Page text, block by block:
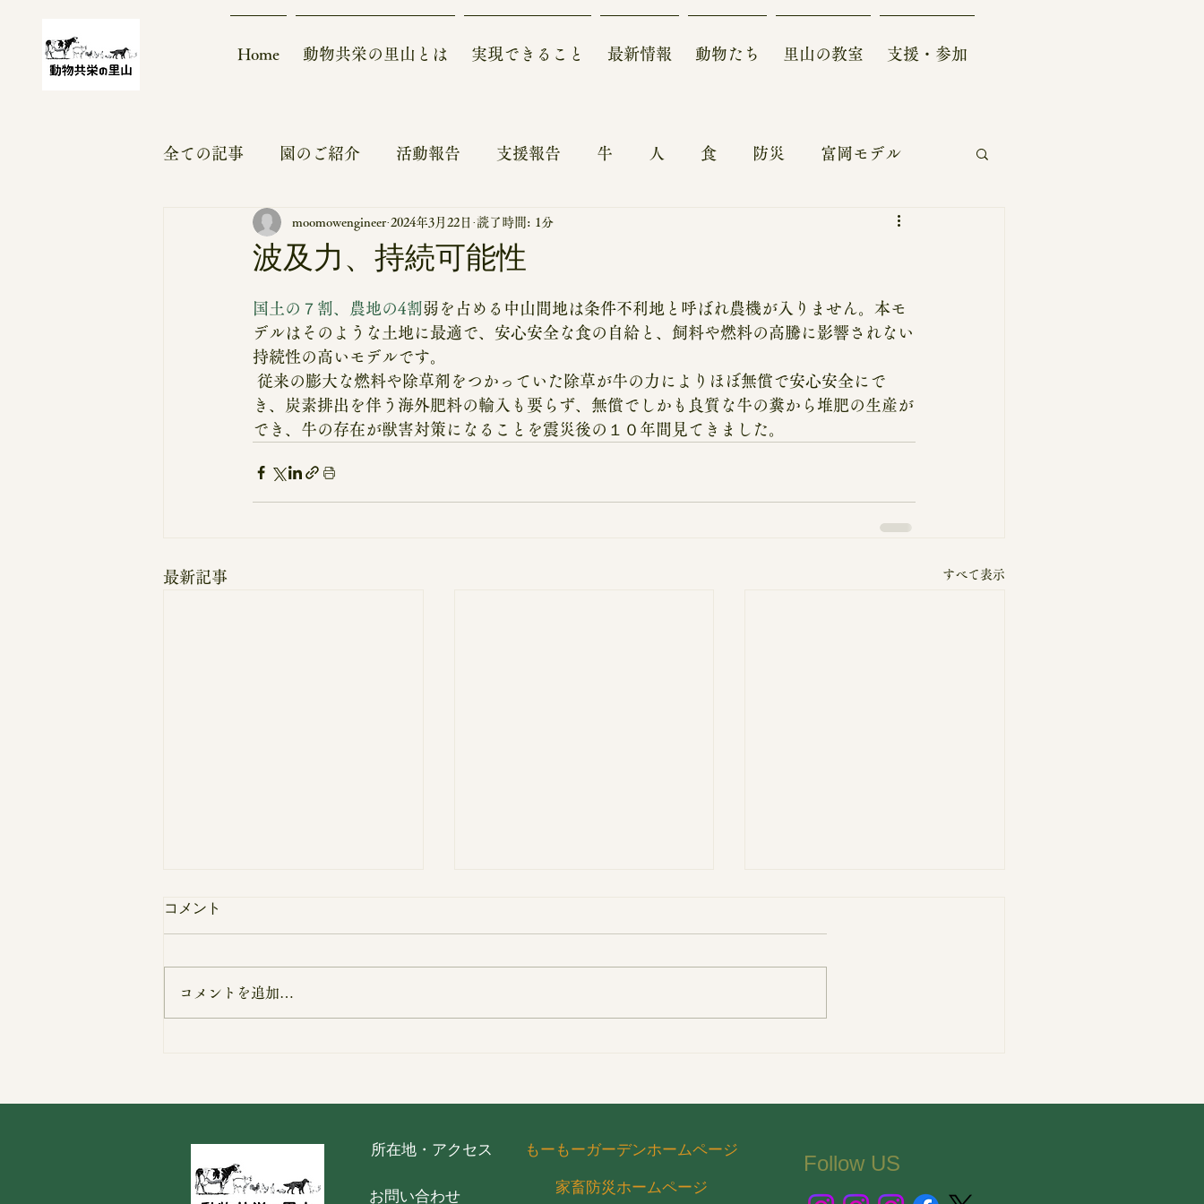
Home 動物共栄の里山とは 実現できること 最新情報 動物たち 里山の教室 支援・参加
全ての記事 園のご紹介 活動報告 支援報告 牛 人 食 防災 富岡モデル
大熊モデル 実績～ビフォーアフター～ 農地
ボランティア 支援募集 収支報告
波及力、持続可能性
moomowengineer 2024年3月22日 読了時間: 1分
国土の７割、農地の4割弱を占める中山間地は条件不利地と呼ばれ農機が入りません。本モ
デルはそのような土地に最適で、安心安全な食の自給と、飼料や燃料の高騰に影響されない
持続性の高いモデルです。
従来の膨大な燃料や除草剤をつかっていた除草が牛の力によりほぼ無償で安心安全にで
き、炭素排出を伴う海外肥料の輸入も要らず、無償でしかも良質な牛の糞から堆肥の生産が
でき、牛の存在が獣害対策になることを震災後の１０年間見てきました。
最新記事 すべて表示
コメント
コメントを追加…
所在地・アクセス
お問い合わせ
もーもーガーデンホームページ
家畜防災ホームページ
Follow US